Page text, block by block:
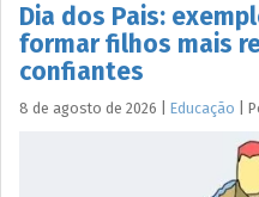
Dia dos Pais:
formar filhos mais
confiantes
8 de agosto de 2026 Educação